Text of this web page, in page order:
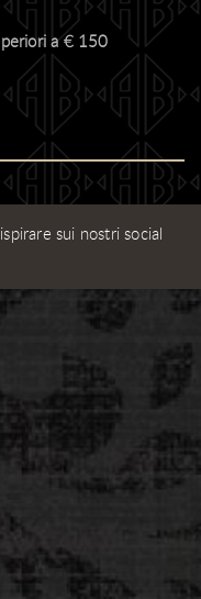
a € 150
sui nostri social